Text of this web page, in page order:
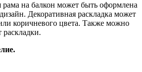
рама на балкон может быть оформлена
Декоративная раскладка может
коричневого цвета. Также можно
раскладки.